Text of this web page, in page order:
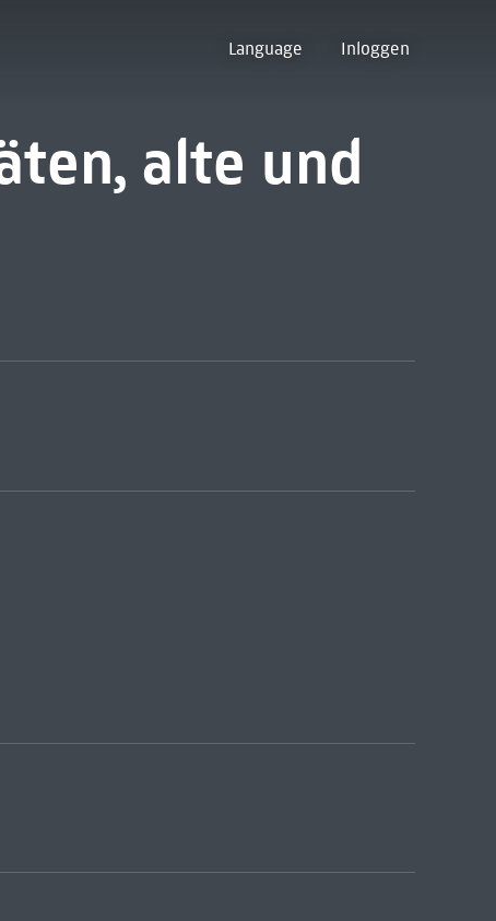
Language Inloggen
alte und